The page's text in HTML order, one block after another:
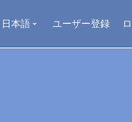
日本語 ユーザー登録